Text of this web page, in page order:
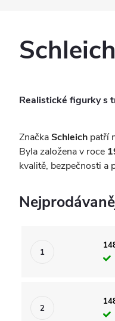
Schleich
Realistické figurky s
ZnačkaSchleich patří
Byla založena v roce
kvalitě, bezpečnosti a